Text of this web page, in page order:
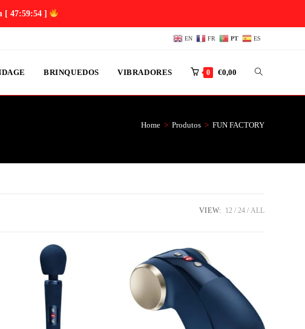
[ 47:59:53 ]
EN FR PT ES
BRINQUEDOS VIBRADORES 0 €0,00
Home > Produtos > FUN FACTORY
VIEW: 12 24 ALL